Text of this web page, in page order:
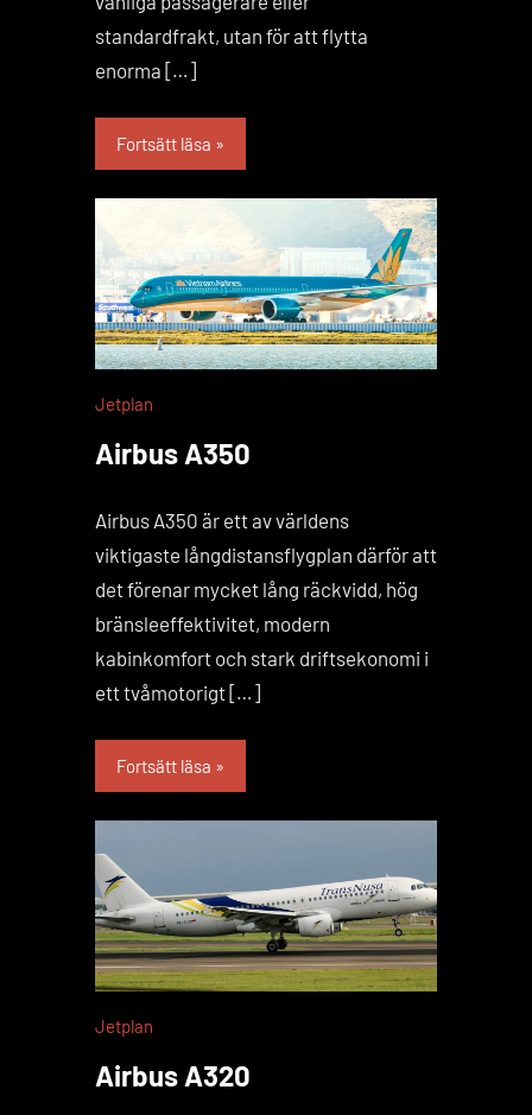
standardfrakt, utan för att flytta
enorma […]
Fortsätt läsa
Jetplan
Airbus A350
Airbus A350 är ett av världens
viktigaste långdistansflygplan därför att
det förenar mycket lång räckvidd, hög
bränsleeffektivitet, modern
kabinkomfort och stark driftsekonomi i
ett tvåmotorigt […]
Fortsätt läsa
Jetplan
Airbus A320